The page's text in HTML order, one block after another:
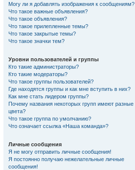
Могу ли я добавлять изображения к сообщениям?
Что такое важные объявления?
Что такое объявления?
Что такое прилепленные темы?
Что такое закрытые темы?
Что такое значки тем?
Уровни пользователей и группы
Кто такие администраторы?
Кто такие модераторы?
Что такое группы пользователей?
Где находятся группы и как мне вступить в них?
Как мне стать лидером группы?
Почему названия некоторых групп имеют разные
цвета?
Что такое группа по умолчанию?
Что означает ссылка «Наша команда»?
Личные сообщения
Я не могу отправить личные сообщения!
Я постоянно получаю нежелательные личные
сообщения!